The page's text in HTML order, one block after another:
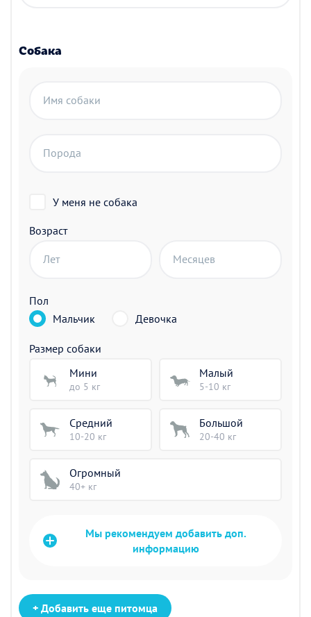
Собака
Имя собаки
Порода
У меня не собака
Возраст
Лет Месяцев
Пол
Мальчик
Девочка
Размер собаки
Мини
до 5 кг
Малый
5-10 кг
Средний
10-20 кг
Большой
20-40 кг
Огромный
40+ кг
Мы рекомендуем добавить доп.
информацию
+ Добавить еще питомца